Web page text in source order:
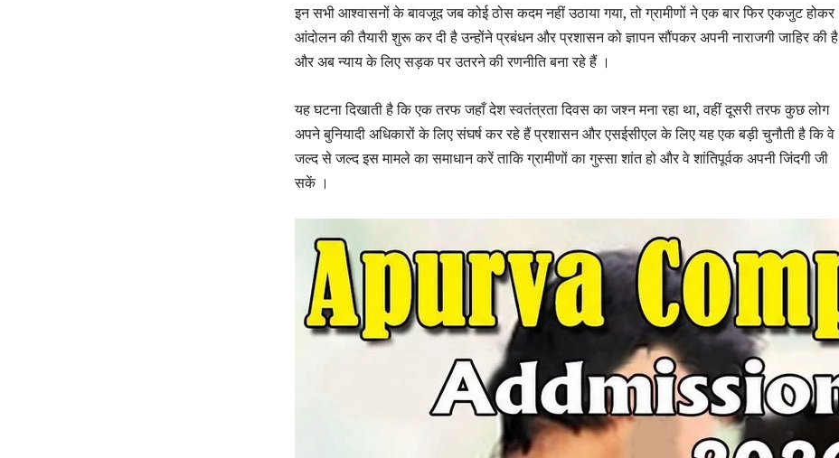
इन सभी आश्वासनों के बावजूद जब कोई ठोस कदम नहीं उठाया गया, तो ग्रामीणों ने एक बार फिर एकजुट होकर
आंदोलन की तैयारी शुरू कर दी है उन्होंने प्रबंधन और प्रशासन को ज्ञापन सौंपकर अपनी नाराजगी जाहिर की है
और अब न्याय के लिए सड़क पर उतरने की रणनीति बना रहे हैं ।
यह घटना दिखाती है कि एक तरफ जहाँ देश स्वतंत्रता दिवस का जश्न मना रहा था, वहीं दूसरी तरफ कुछ लोग
अपने बुनियादी अधिकारों के लिए संघर्ष कर रहे हैं प्रशासन और एसईसीएल के लिए यह एक बड़ी चुनौती है कि वे
जल्द से जल्द इस मामले का समाधान करें ताकि ग्रामीणों का गुस्सा शांत हो और वे शांतिपूर्वक अपनी जिंदगी जी
सकें ।